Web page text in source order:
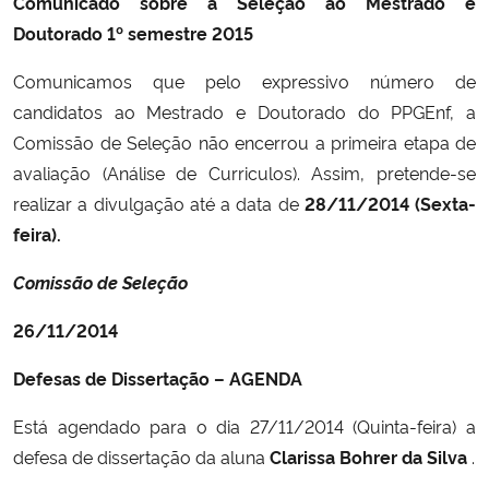
Doutorado 1º semestre 2015
Comunicamos que pelo expressivo número de
candidatos ao Mestrado e Doutorado do PPGEnf, a
Comissão de Seleção não encerrou a primeira etapa de
avaliação (Análise de Curriculos). Assim, pretende-se
realizar a divulgação até a data de 28/11/2014 (Sexta-
feira).
Comissão de Seleção
26/11/2014
Defesas de Dissertação – AGENDA
Está agendado para o dia 27/11/2014 (Quinta-feira) a
defesa de dissertação da aluna Clarissa Bohrer da Silva .